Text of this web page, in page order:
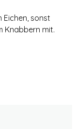
sonst
Knabbern mit.